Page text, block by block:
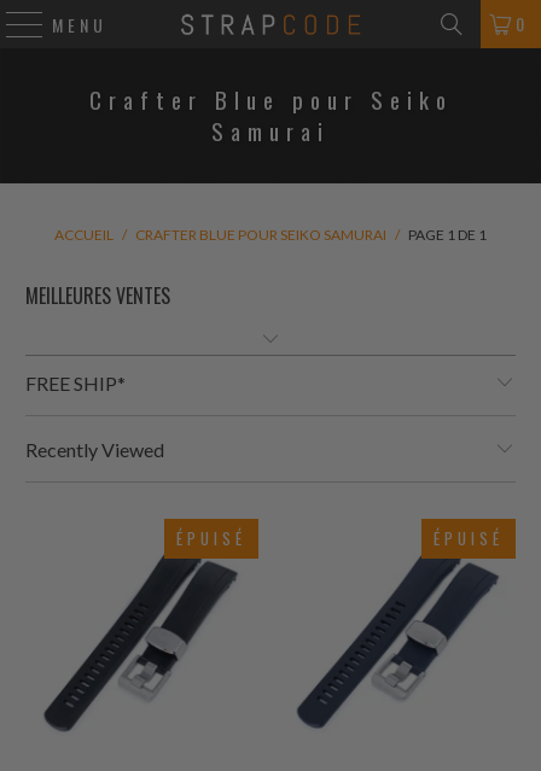
MENU 0
Crafter Blue pour Seiko
Samurai
ACCUEIL / CRAFTER BLUE POUR SEIKO SAMURAI / PAGE 1 DE 1
FREE SHIP*
Recently Viewed
ÉPUISÉ ÉPUISÉ